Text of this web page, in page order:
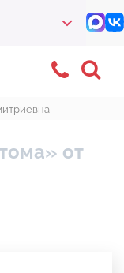
от